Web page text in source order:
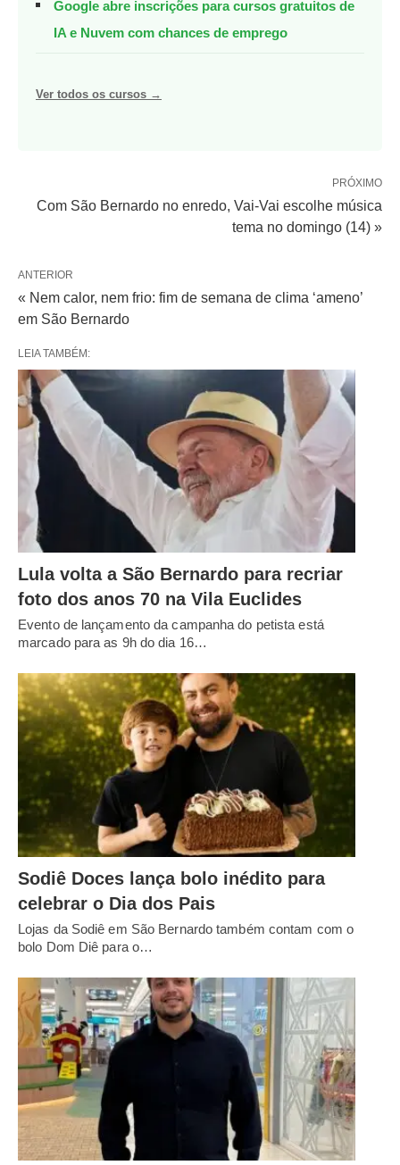
Google abre inscrições para cursos gratuitos de
IA e Nuvem com chances de emprego
Ver todos os cursos →
PRÓXIMO
Com São Bernardo no enredo, Vai-Vai escolhe música
tema no domingo (14) »
ANTERIOR
« Nem calor, nem frio: fim de semana de clima ‘ameno’
em São Bernardo
LEIA TAMBÉM:
Lula volta a São Bernardo para recriar
foto dos anos 70 na Vila Euclides
Evento de lançamento da campanha do petista está
marcado para as 9h do dia 16…
Sodiê Doces lança bolo inédito para
celebrar o Dia dos Pais
Lojas da Sodiê em São Bernardo também contam com o
bolo Dom Diê para o…